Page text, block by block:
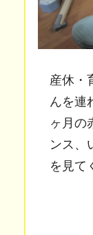
産休・
んを連
ヶ月の
ンス、
を見て